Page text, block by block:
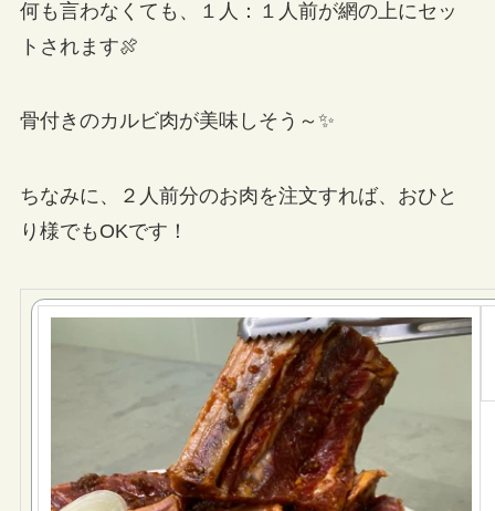
何も言わなくても、１人：１人前が網の上にセッ
トされます🍖
骨付きのカルビ肉が美味しそう～✨
ちなみに、２人前分のお肉を注文すれば、おひと
り様でもOKです！